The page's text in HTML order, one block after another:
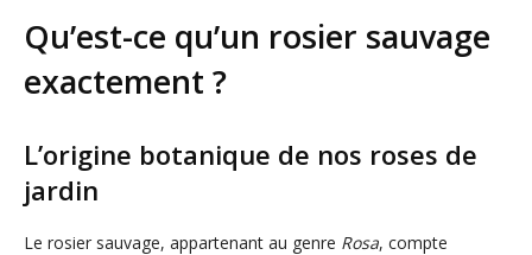
Qu’est-ce qu’un rosier sauvage
exactement ?
L’origine botanique de nos roses de
jardin
Le rosier sauvage, appartenant au genre Rosa, compte